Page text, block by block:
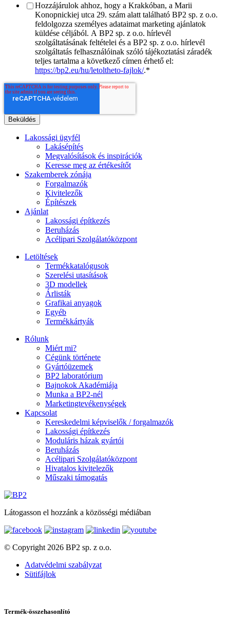
Hozzájárulok ahhoz, hogy a Krakkóban, a Marii
Konopnickiej utca 29. szám alatt található BP2 sp. z o.o.
feldolgozza személyes adataimat marketing ajánlatok
küldése céljából. A BP2 sp. z o.o. hírlevél
szolgáltatásának feltételei és a BP2 sp. z o.o. hírlevél
szolgáltatás felhasználóinak szóló tájékoztatási záradék
teljes tartalma a következő címen érhető el:
https://bp2.eu/hu/letoltheto-fajlok/.*
Lakossági ügyfél
Lakásépítés
Megvalósítások és inspirációk
Keresse meg az értékesítőt
Szakemberek zónája
Forgalmazók
Kivitelezők
Építészek
Ajánlat
Lakossági építkezés
Beruházás
Acélipari Szolgálatóközpont
Letöltések
Termékkatalógusok
Szerelési utasítások
3D modellek
Árlisták
Grafikai anyagok
Egyéb
Termékkártyák
Rólunk
Miért mi?
Cégünk története
Gyártóüzemek
BP2 laboratórium
Bajnokok Akadémiája
Munka a BP2-nél
Marketingtevékenységek
Kapcsolat
Kereskedelmi képviselők / forgalmazók
Lakossági építkezés
Moduláris házak gyártói
Beruházás
Acélipari Szolgálatóközpont
Hivatalos kivitelezők
Műszaki támogatás
Látogasson el hozzánk a közösségi médiában
© Copyright 2026 BP2 sp. z o.o.
Adatvédelmi szabályzat
Sütifájlok
Termék-összehasonlító